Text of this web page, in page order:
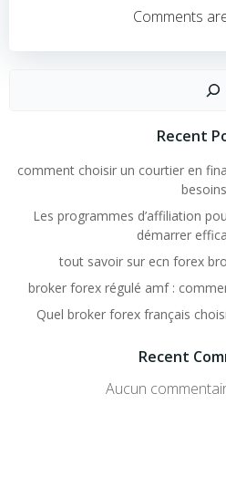
Comments
Recent
comment choisir un courtier en
besoins
Les programmes d’affiliation
démarrer
tout savoir sur ecn forex
broker forex régulé amf :
Quel broker forex français
Recent
Aucun